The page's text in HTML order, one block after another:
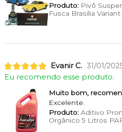
Produto:Pivô
Fusca Brasilia Variant
Evanir C. 31/01/
Eu recomendo esse produto.
Muito bom,
Excelente.
Produto:Aditivo
Orgânico 5 Litros